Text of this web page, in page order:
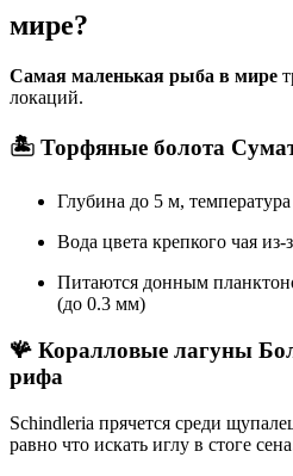
мире?
Самая маленькая рыба в мире
локаций.
🏝️ Торфяные болота
Глубина до 5 м,
Вода цвета крепкого чая
Питаются донным
(до 0.3 мм)
🪸 Коралловые лагуны
рифа
Schindleria прячется среди
равно что искать иглу в стоге